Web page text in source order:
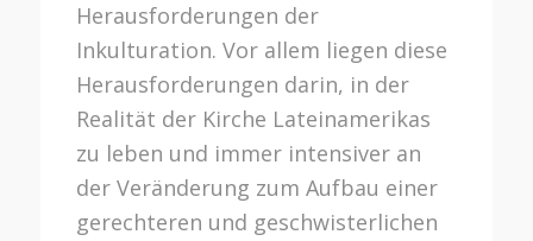
Herausforderungen der
Inkulturation. Vor allem liegen diese
Herausforderungen darin, in der
Realität der Kirche Lateinamerikas
zu leben und immer intensiver an
der Veränderung zum Aufbau einer
gerechteren und geschwisterlichen